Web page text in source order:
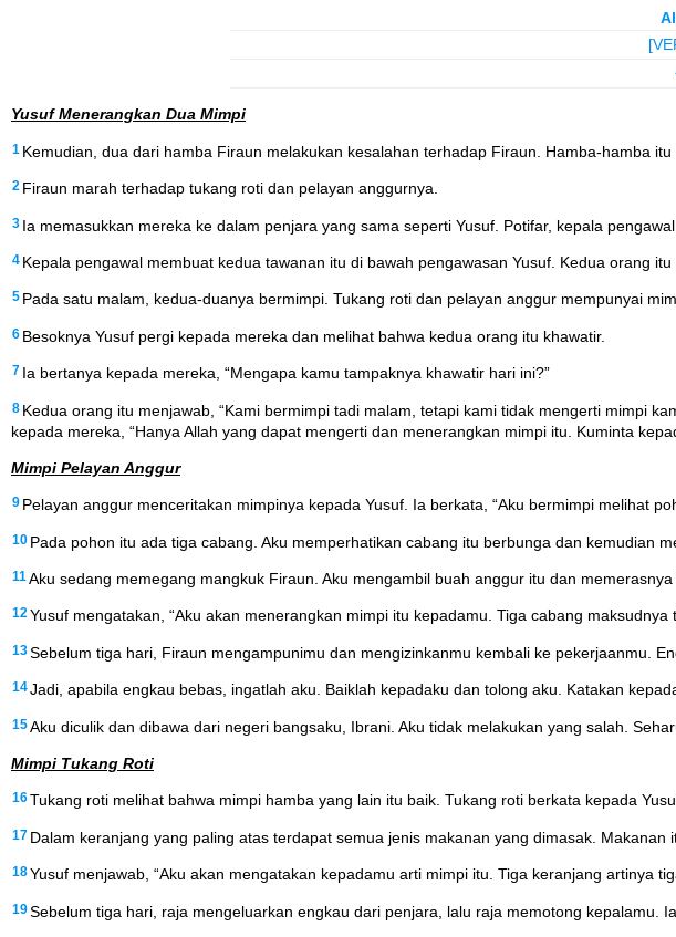
Yusuf Menerangkan Dua Mimpi
1 Kemudian, dua dari hamba Firaun melakukan kesalahan terhadap Firaun. Hamba-hamba
2 Firaun marah terhadap tukang roti dan pelayan anggurnya.
3 Ia memasukkan mereka ke dalam penjara yang sama seperti Yusuf. Potifar, kepala
4 Kepala pengawal membuat kedua tawanan itu di bawah pengawasan Yusuf. Kedua orang
5 Pada satu malam, kedua-duanya bermimpi. Tukang roti dan pelayan anggur mempunyai
6 Besoknya Yusuf pergi kepada mereka dan melihat bahwa kedua orang itu khawatir.
7 Ia bertanya kepada mereka, “Mengapa kamu tampaknya khawatir hari ini?”
8 Kedua orang itu menjawab, “Kami bermimpi tadi malam, tetapi kami tidak mengerti mimpi
kepada mereka, “Hanya Allah yang dapat mengerti dan menerangkan mimpi itu. Kuminta
Mimpi Pelayan Anggur
9 Pelayan anggur menceritakan mimpinya kepada Yusuf. Ia berkata, “Aku bermimpi melihat
10 Pada pohon itu ada tiga cabang. Aku memperhatikan cabang itu berbunga dan kemudian
11 Aku sedang memegang mangkuk Firaun. Aku mengambil buah anggur itu dan
12Yusuf mengatakan, “Aku akan menerangkan mimpi itu kepadamu. Tiga cabang maksudnya
13Sebelum tiga hari, Firaun mengampunimu dan mengizinkanmu kembali ke pekerjaanmu.
14Jadi, apabila engkau bebas, ingatlah aku. Baiklah kepadaku dan tolong aku. Katakan
15Aku diculik dan dibawa dari negeri bangsaku, Ibrani. Aku tidak melakukan yang salah.
Mimpi Tukang Roti
16Tukang roti melihat bahwa mimpi hamba yang lain itu baik. Tukang roti berkata kepada
17 Dalam keranjang yang paling atas terdapat semua jenis makanan yang dimasak. Makanan
18Yusuf menjawab, “Aku akan mengatakan kepadamu arti mimpi itu. Tiga keranjang artinya
19Sebelum tiga hari, raja mengeluarkan engkau dari penjara, lalu raja memotong kepalamu.